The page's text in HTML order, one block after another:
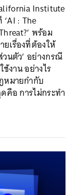
Institute
: The
พร้อม
เรื่องที่ต้องให้
วนตัว’ อย่างกรณี
งาน อย่างไร
หมายกำกับ
คือ การไม่กระทำ